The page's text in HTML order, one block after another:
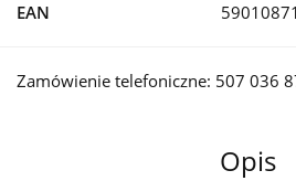
EAN
Zamówienie telefoniczne: 507 036
Opis